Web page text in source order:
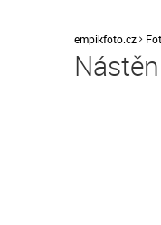
empikfoto.cz